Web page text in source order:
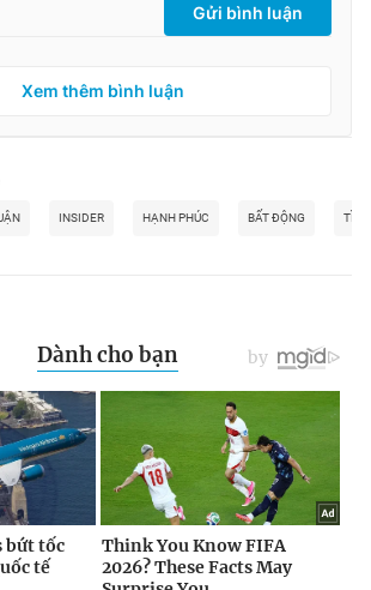
Gửi bình luận
Xem thêm bình luận
INSIDER HẠNH PHÚC BẤT ĐỘNG